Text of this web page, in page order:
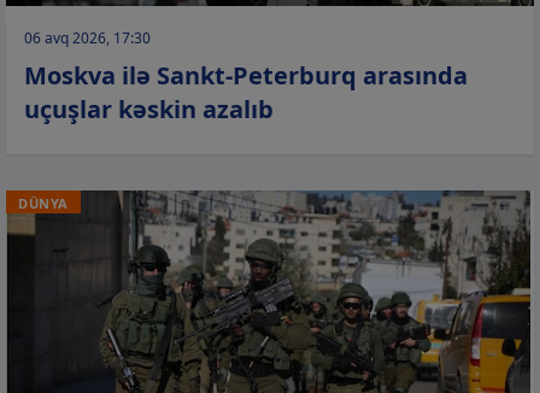
06 avq 2026, 17:30
Moskva ilə Sankt-Peterburq arasında
uçuşlar kəskin azalıb
DÜNYA